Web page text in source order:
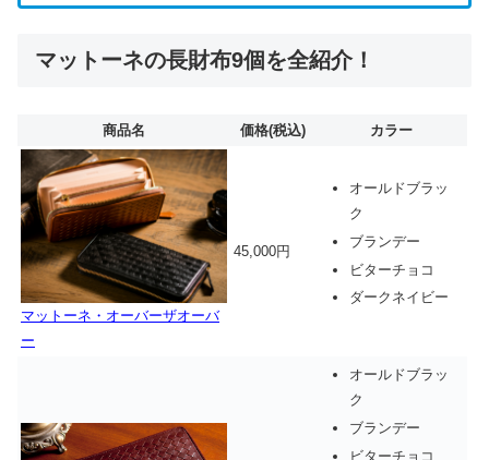
マットーネの長財布9個を全紹介！
商品名 価格(税込) カラー
マットーネ・オーバーザオーバ
ー
45,000円
オールドブラッ
ク
ブランデー
ビターチョコ
ダークネイビー
オールドブラッ
ク
ブランデー
ビターチョコ